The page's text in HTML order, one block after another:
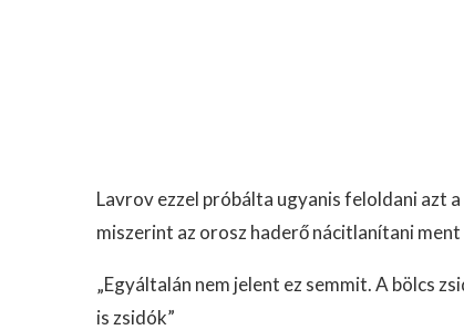
Lavrov ezzel próbálta ugyanis feloldani azt
miszerint az orosz haderő nácitlanítani
„Egyáltalán nem jelent ez semmit. A bölcs
is zsidók”